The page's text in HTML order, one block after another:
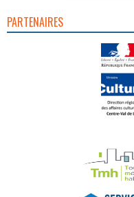
PARTENAIRES